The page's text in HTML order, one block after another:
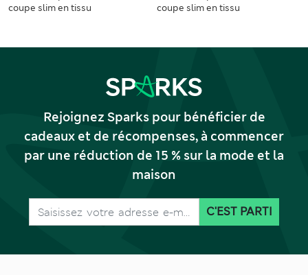
coupe slim en tissu
coupe slim en tissu
Rejoignez Sparks pour bénéficier de
cadeaux et de récompenses, à commencer
par une réduction de 15 % sur la mode et la
maison
C'EST PARTI